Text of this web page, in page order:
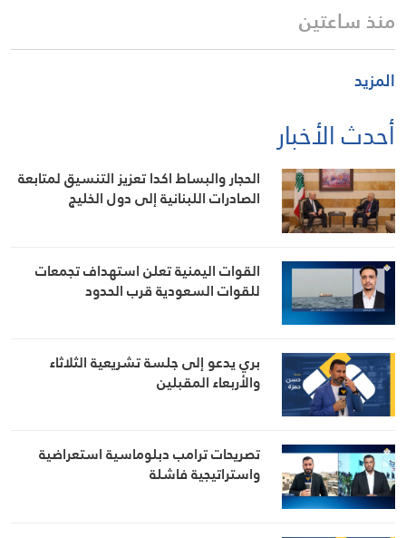
منذ ساعتين
المزيد
أحدث الأخبار
الحجار والبساط اكدا تعزيز التنسيق لمتابعة
الصادرات اللبنانية إلى دول الخليج
القوات اليمنية تعلن استهداف تجمعات
للقوات السعودية قرب الحدود
بري يدعو إلى جلسة تشريعية الثلاثاء
والأربعاء المقبلين
تصريحات ترامب دبلوماسية استعراضية
واستراتيجية فاشلة